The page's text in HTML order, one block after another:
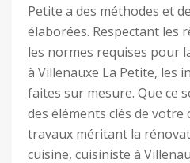
Petite a des méthodes et
élaborées. Respectant les
les normes requises pour
à Villenauxe La Petite, les
faites sur mesure. Que ce
des éléments clés de
travaux méritant la
cuisine, cuisiniste à